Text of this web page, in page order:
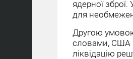
ядерної
для
Другою
словами, США
ліквідацію